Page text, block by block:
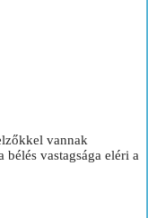
vannak
vastagsága eléri a